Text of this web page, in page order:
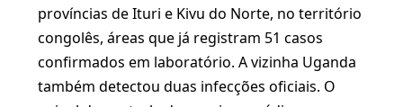
províncias de Ituri e Kivu do Norte, no território
congolês, áreas que já registram 51 casos
confirmados em laboratório. A vizinha Uganda
também detectou duas infecções oficiais. O